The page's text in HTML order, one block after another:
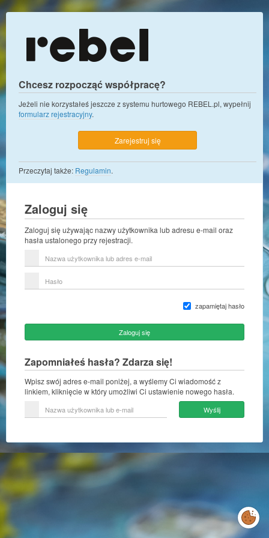
Chcesz rozpocząć współpracę?
Jeżeli nie korzystałeś jeszcze z systemu hurtowego REBEL.pl, wypełnij
formularz rejestracyjny.
Zarejestruj się
Przeczytaj także: Regulamin.
Zaloguj się
Zaloguj się używając nazwy użytkownika lub adresu e-mail oraz
hasła ustalonego przy rejestracji.
użytkownika
e-
zapamiętaj hasło
Zaloguj się
Zapomniałeś hasła? Zdarza się!
Wpisz swój adres e-mail poniżej, a wyślemy Ci wiadomość z
linkiem, kliknięcie w który umożliwi Ci ustawienie nowego hasła.
użytkownika
mail
Wyślij
Zarządzaj
preferencjami
cookies